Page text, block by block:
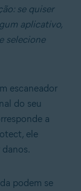
se quiser
aplicativo,
selecione
escaneador
do seu
a
ele
podem se